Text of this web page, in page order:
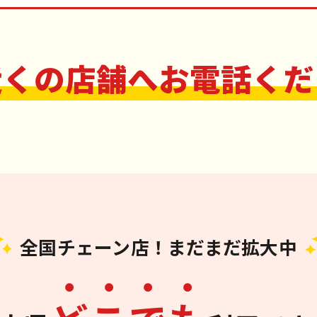
の店舗へお電話く
全国チェーン店！まだまだ拡大中